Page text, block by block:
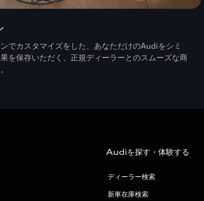
でカスタマイズをした、あなただけのAudiをシミ
を保存いただく、正規ディーラーとのスムーズな商
Audiを探す・体験する
ディーラー検索
新車在庫検索